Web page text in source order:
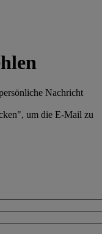
Nachricht
um die E-Mail zu